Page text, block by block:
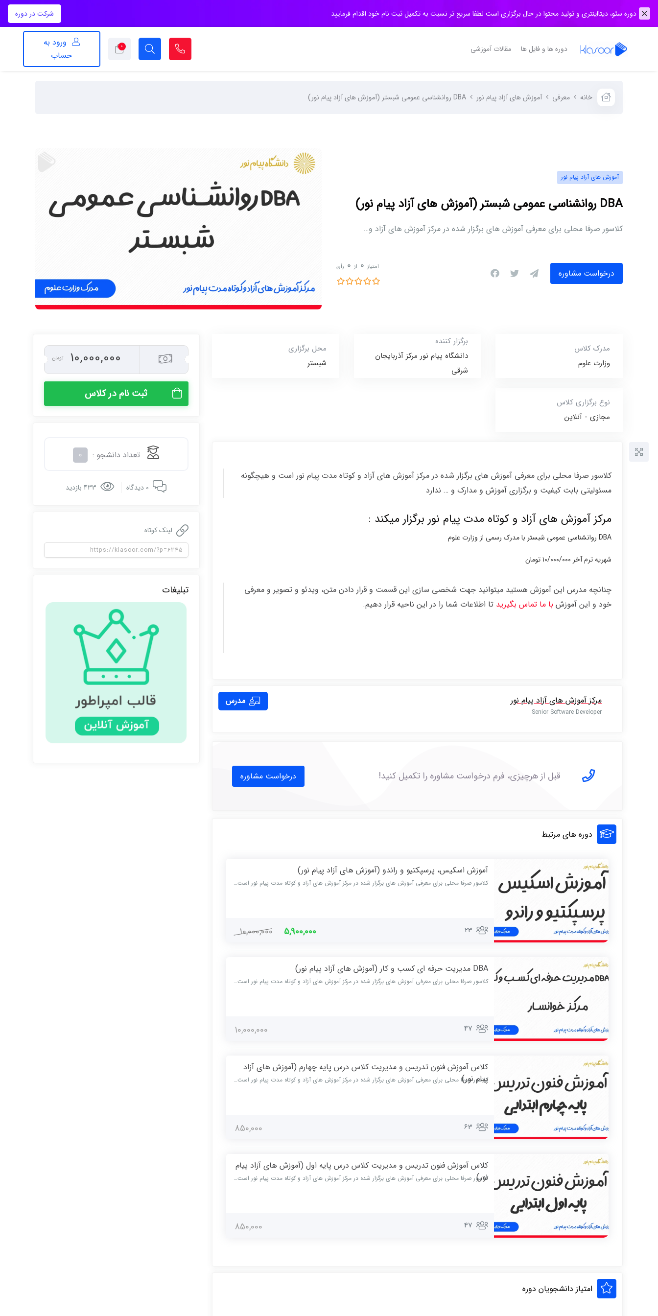
دوره سئو، دیتااینتری و تولید محتوا در حال برگزاری است لطفا سریع تر نسبت به تکمیل ثبت نام خود اقدام فرمایید شرکت در دوره
دوره ها و فایل ها مقالات آموزشی ۰
ورود به
حساب
خانه معرفی آموزش های آزاد پیام نور DBA روانشناسی عمومی شبستر (آموزش های آزاد پیام نور)
آموزش های آزاد پیام نور
DBA روانشناسی عمومی شبستر (آموزش های آزاد پیام نور)
کلاسور صرفا محلی برای معرفی آموزش های برگزار شده در مرکز آموزش های آزاد و…
درخواست مشاوره
امتیاز 0 از 0 رأی
مدرک کلاس
وزارت علوم
برگزار کننده
دانشگاه پیام نور مرکز آذربایجان
شرقی
محل برگزاری
شبستر
نوع برگزاری کلاس
مجازی - آنلاین
کلاسور صرفا محلی برای معرفی آموزش های برگزار شده در مرکز آموزش های آزاد و کوتاه مدت پیام نور است و هیچگونه
مسئولیتی بابت کیفیت و برگزاری آموزش و مدارک و … ندارد
مرکز آموزش های آزاد و کوتاه مدت پیام نور برگزار میکند :
DBA روانشناسی عمومی شبستر با مدرک رسمی از وزارت علوم
شهریه ترم آخر ۱۰/۰۰۰/۰۰۰ تومان
چنانچه مدرس این آموزش هستید میتوانید جهت شخصی سازی این قسمت و قرار دادن متن، ویدئو و تصویر و معرفی
خود و این آموزش با ما تماس بگیرید تا اطلاعات شما را در این ناحیه قرار دهیم.
مدرس مرکز آموزش های آزاد پیام نور
Senior Software Developer
قبل از هرچیزی، فرم درخواست مشاوره را تکمیل کنید! درخواست مشاوره
دوره های مرتبط
آموزش اسکیس، پرسپکتیو و راندو (آموزش های آزاد پیام نور)
کلاسور صرفا محلی برای معرفی آموزش های برگزار شده در مرکز آموزش های آزاد و کوتاه مدت پیام نور است…
23
10,000,000 5,900,000
DBA مدیریت حرفه ای کسب و کار (آموزش های آزاد پیام نور)
کلاسور صرفا محلی برای معرفی آموزش های برگزار شده در مرکز آموزش های آزاد و کوتاه مدت پیام نور است…
47
10,000,000
کلاس آموزش فنون تدریس و مدیریت کلاس درس پایه چهارم (آموزش های آزاد
پیام نور)
کلاسور صرفا محلی برای معرفی آموزش های برگزار شده در مرکز آموزش های آزاد و کوتاه مدت پیام نور است…
63
850,000
کلاس آموزش فنون تدریس و مدیریت کلاس درس پایه اول (آموزش های آزاد پیام
نور)
کلاسور صرفا محلی برای معرفی آموزش های برگزار شده در مرکز آموزش های آزاد و کوتاه مدت پیام نور است…
47
850,000
امتیاز دانشجویان دوره
10,000,000 تومان
ثبت نام در کلاس
تعداد دانشجو : 0
لینک کوتاه
تبلیغات